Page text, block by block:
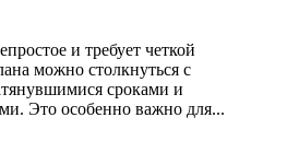
и требует четкой
можно столкнуться с
сроками и
Это особенно важно для...